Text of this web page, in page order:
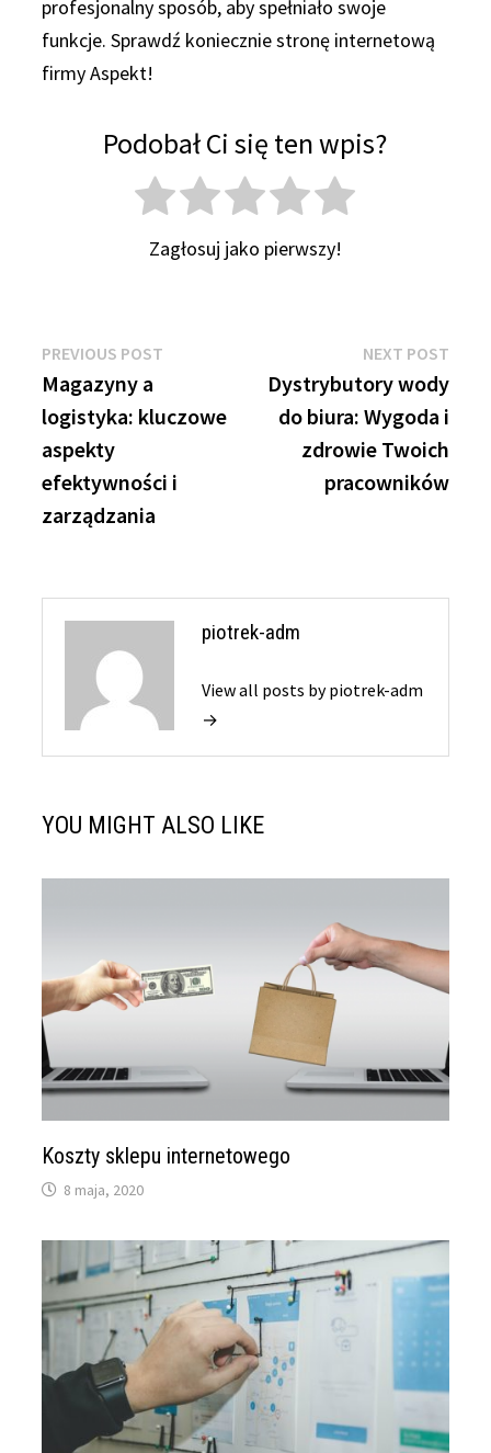
profesjonalny sposób, aby spełniało swoje
funkcje. Sprawdź koniecznie stronę internetową
firmy Aspekt!
Podobał Ci się ten wpis?
Zagłosuj jako pierwszy!
Nawigacja
wpisu
PREVIOUS POST
Magazyny a
logistyka: kluczowe
aspekty
efektywności i
zarządzania
NEXT POSTNext
post:
Dystrybutory wody
do biura: Wygoda i
zdrowie Twoich
pracowników
piotrek-adm
View all posts by piotrek-adm
→
YOU MIGHT ALSO LIKE
Koszty sklepu internetowego
8 maja, 2020